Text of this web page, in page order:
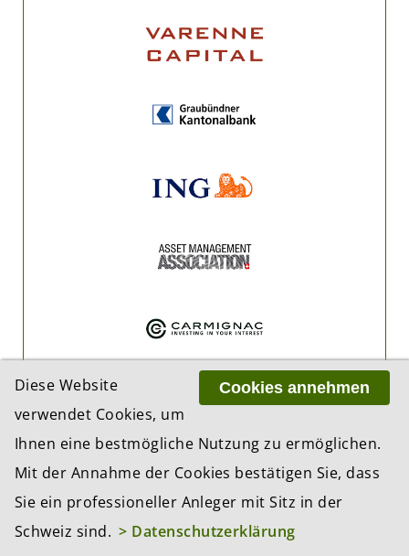
Cookies annehmen
Diese Website
verwendet Cookies, um
Ihnen eine bestmögliche Nutzung zu ermöglichen.
Mit der Annahme der Cookies bestätigen Sie, dass
Sie ein professioneller Anleger mit Sitz in der
Schweiz sind. > Datenschutzerklärung